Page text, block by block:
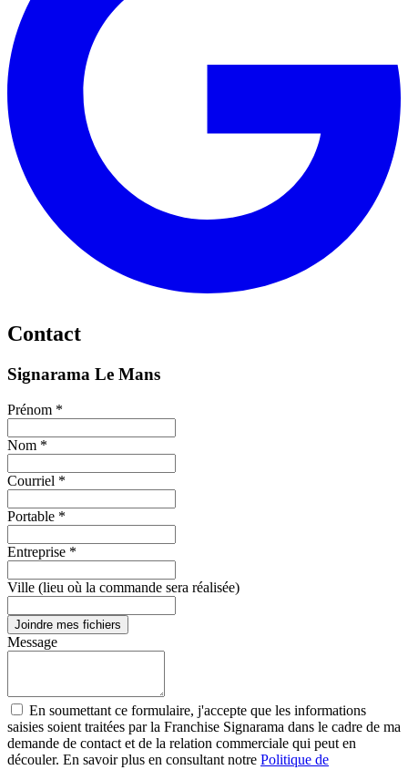
Contact
Signarama Le Mans
Prénom *
Nom *
Courriel *
Portable *
Entreprise *
Ville (lieu où la commande sera réalisée)
Joindre mes fichiers
Message
En soumettant ce formulaire, j'accepte que les informations
saisies soient traitées par la Franchise Signarama dans le cadre de ma
demande de contact et de la relation commerciale qui peut en
découler. En savoir plus en consultant notre Politique de